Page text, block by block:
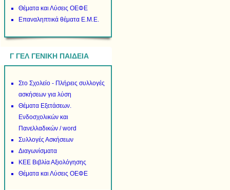
Θέματα και Λύσεις ΟΕΦΕ
Επαναληπτικά θέματα Ε.Μ.Ε.
Γ ΓΕΛ ΓΕΝΙΚΗ ΠΑΙΔΕΙΑ
Στο Σχολείο - Πλήρεις συλλογές
ασκήσεων για λύση
Θέματα Εξετάσεων.
Ενδοσχολικών και
Πανελλαδικών / word
Συλλογές Ασκήσεων
Διαγωνίσματα
ΚΕΕ Βιβλία Αξιολόγησης
Θέματα και Λύσεις ΟΕΦΕ